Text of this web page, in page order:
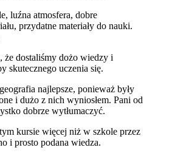
luźna atmosfera, dobre
przydatne materiały do nauki.
że dostaliśmy dożo wiedzy i
skutecznego uczenia się.
najlepsze, ponieważ były
i dużo z nich wyniosłem. Pani od
dobrze wytłumaczyć.
kursie więcej niż w szkole przez
i prosto podana wiedza.